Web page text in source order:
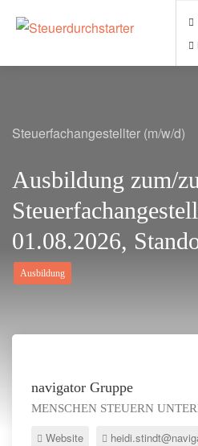
Steuerfachangestellter (m/w/d)
Ausbildung zum/
01.08.2026,
Ausbildung
navigator Gruppe
MENSCHEN STEUERN
Website